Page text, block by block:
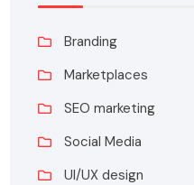
Branding
Marketplaces
SEO marketing
Social Media
UI/UX design